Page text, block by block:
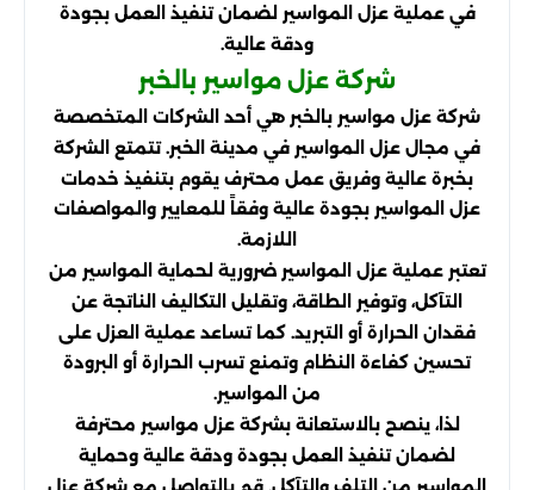
في عملية عزل المواسير لضمان تنفيذ العمل بجودة
ودقة عالية.
شركة عزل مواسير بالخبر
شركة عزل مواسير بالخبر هي أحد الشركات المتخصصة
في مجال عزل المواسير في مدينة الخبر. تتمتع الشركة
بخبرة عالية وفريق عمل محترف يقوم بتنفيذ خدمات
عزل المواسير بجودة عالية وفقاً للمعايير والمواصفات
اللازمة.
تعتبر عملية عزل المواسير ضرورية لحماية المواسير من
التآكل، وتوفير الطاقة، وتقليل التكاليف الناتجة عن
فقدان الحرارة أو التبريد. كما تساعد عملية العزل على
تحسين كفاءة النظام وتمنع تسرب الحرارة أو البرودة
من المواسير.
لذا، ينصح بالاستعانة بشركة عزل مواسير محترفة
لضمان تنفيذ العمل بجودة ودقة عالية وحماية
المواسير من التلف والتآكل. قم بالتواصل مع شركة عزل